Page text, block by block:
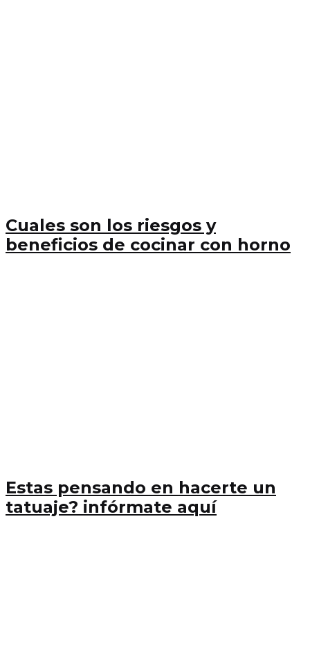
Cuales son los riesgos y
beneficios de cocinar con horno
Estas pensando en hacerte un
tatuaje? infórmate aquí